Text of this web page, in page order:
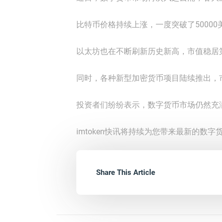
比特币价格持续上涨，一度突破了
以太坊也在不断刷新历史新高，市值稳居
同时，各种新型加密货币项目陆续推出
投资者们纷纷表示，数字货币市场仍然
imtoken快讯将持续为您带来最新的数字
Share This Article